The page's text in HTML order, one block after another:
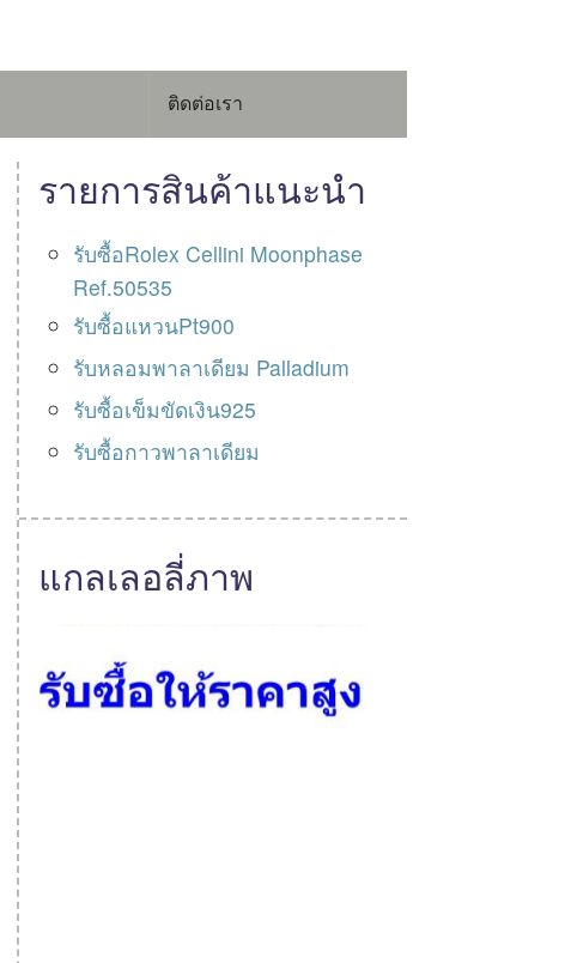
ติดต่อเรา
รายการสินค้าแนะนำ
รับซื้อRolex Cellini Moonphase
Ref.50535
รับซื้อแหวนPt900
รับหลอมพาลาเดียม Palladium
รับซื้อเข็มขัดเงิน925
รับซื้อกาวพาลาเดียม
แกลเลอลี่ภาพ